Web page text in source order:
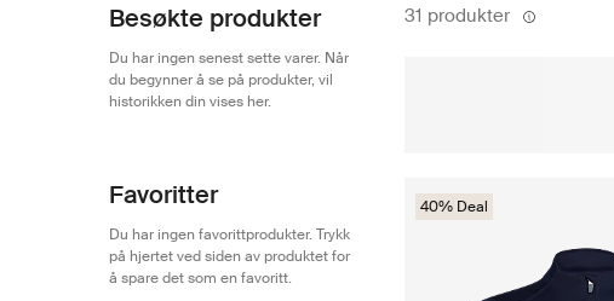
Besøkte produkter
Du har ingen senest sette varer. Når
du begynner å se på produkter, vil
historikken din vises her.
Favoritter
Du har ingen favorittprodukter. Trykk
på hjertet ved siden av produktet for
å spare det som en favoritt.
31 produkter
40% Deal